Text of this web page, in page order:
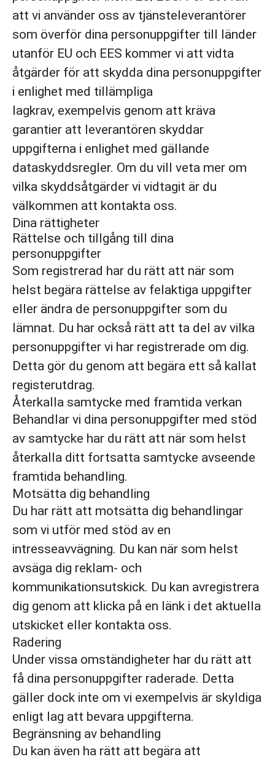
att vi använder oss av tjänsteleverantörer
som överför dina personuppgifter till länder
utanför EU och EES kommer vi att vidta
åtgärder för att skydda dina personuppgifter
i enlighet med tillämpliga
lagkrav, exempelvis genom att kräva
garantier att leverantören skyddar
uppgifterna i enlighet med gällande
dataskyddsregler. Om du vill veta mer om
vilka skyddsåtgärder vi vidtagit är du
välkommen att kontakta oss.
Dina rättigheter
Rättelse och tillgång till dina
personuppgifter
Som registrerad har du rätt att när som
helst begära rättelse av felaktiga uppgifter
eller ändra de personuppgifter som du
lämnat. Du har också rätt att ta del av vilka
personuppgifter vi har registrerade om dig.
Detta gör du genom att begära ett så kallat
registerutdrag.
Återkalla samtycke med framtida verkan
Behandlar vi dina personuppgifter med stöd
av samtycke har du rätt att när som helst
återkalla ditt fortsatta samtycke avseende
framtida behandling.
Motsätta dig behandling
Du har rätt att motsätta dig behandlingar
som vi utför med stöd av en
intresseavvägning. Du kan när som helst
avsäga dig reklam- och
kommunikationsutskick. Du kan avregistrera
dig genom att klicka på en länk i det aktuella
utskicket eller kontakta oss.
Radering
Under vissa omständigheter har du rätt att
få dina personuppgifter raderade. Detta
gäller dock inte om vi exempelvis är skyldiga
enligt lag att bevara uppgifterna.
Begränsning av behandling
Du kan även ha rätt att begära att